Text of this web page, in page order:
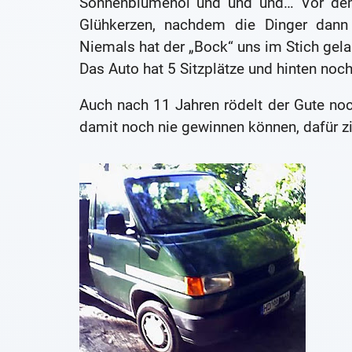
Glühkerzen, nachdem die Dinger
Niemals hat der „Bock“ uns im Stich
Das Auto hat 5 Sitzplätze und hinten
Auch nach 11 Jahren rödelt der Gute
damit noch nie gewinnen können, dafür